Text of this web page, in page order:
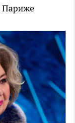
Париже